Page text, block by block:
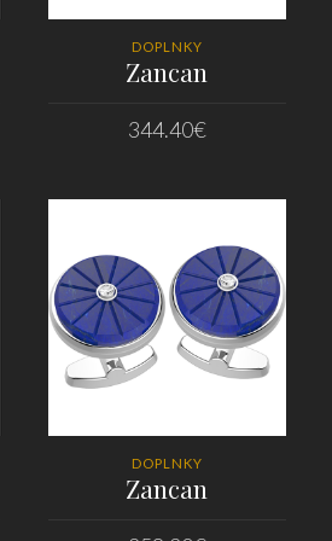
DOPLNKY
Zancan
344.40€
DOPLNKY
Zancan